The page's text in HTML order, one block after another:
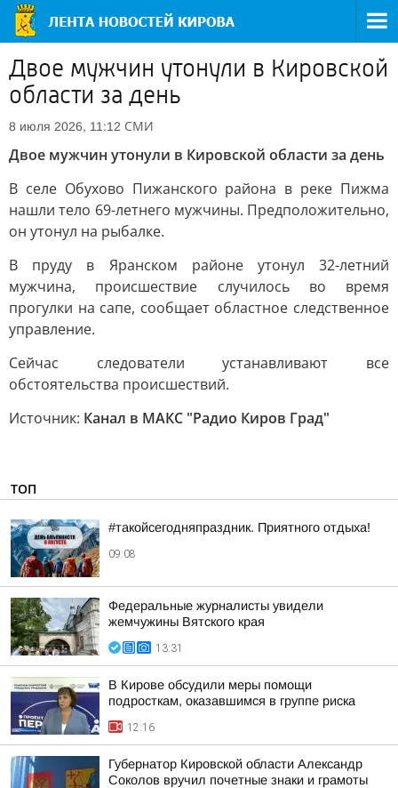
Двое мужчин утонули в Кировской
области за день
8 июля 2026, 11:12 СМИ
Двое мужчин утонули в Кировской области за день
В селе Обухово Пижанского района в реке Пижма
нашли тело 69-летнего мужчины. Предположительно,
он утонул на рыбалке.
В пруду в Яранском районе утонул 32-летний
мужчина, происшествие случилось во время
прогулки на сапе, сообщает областное следственное
управление.
Сейчас следователи устанавливают все
обстоятельства происшествий.
Источник: Канал в МАКС "Радио Киров Град"
ТОП
#такойсегодняпраздник. Приятного отдыха!
09:08
Федеральные журналисты увидели
жемчужины Вятского края
13:31
В Кирове обсудили меры помощи
подросткам, оказавшимся в группе риска
12:16
Губернатор Кировской области Александр
Соколов вручил почетные знаки и грамоты